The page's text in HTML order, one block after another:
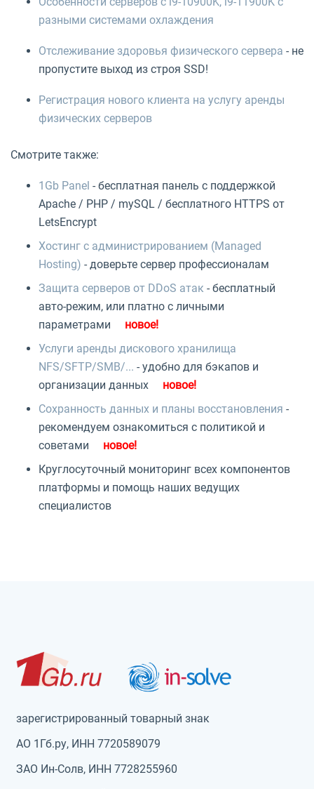
разными системами охлаждения
Отслеживание здоровья физического сервера - не
пропустите выход из строя SSD!
Регистрация нового клиента на услугу аренды
физических серверов
Смотрите также:
1Gb Panel - бесплатная панель с поддержкой
Apache / PHP / mySQL / бесплатного HTTPS от
LetsEncrypt
Хостинг с администрированием (Managed
Hosting) - доверьте сервер профессионалам
Защита серверов от DDoS атак - бесплатный
авто-режим, или платно с личными
параметрами
Услуги аренды дискового хранилища
NFS/SFTP/SMB/... - удобно для бэкапов и
организации данных
Сохранность данных и планы восстановления -
рекомендуем ознакомиться с политикой и
советами
Круглосуточный мониторинг всех компонентов
платформы и помощь наших ведущих
специалистов
зарегистрированный товарный знак
АО 1Гб.ру, ИНН 7720589079
ЗАО Ин-Солв, ИНН 7728255960